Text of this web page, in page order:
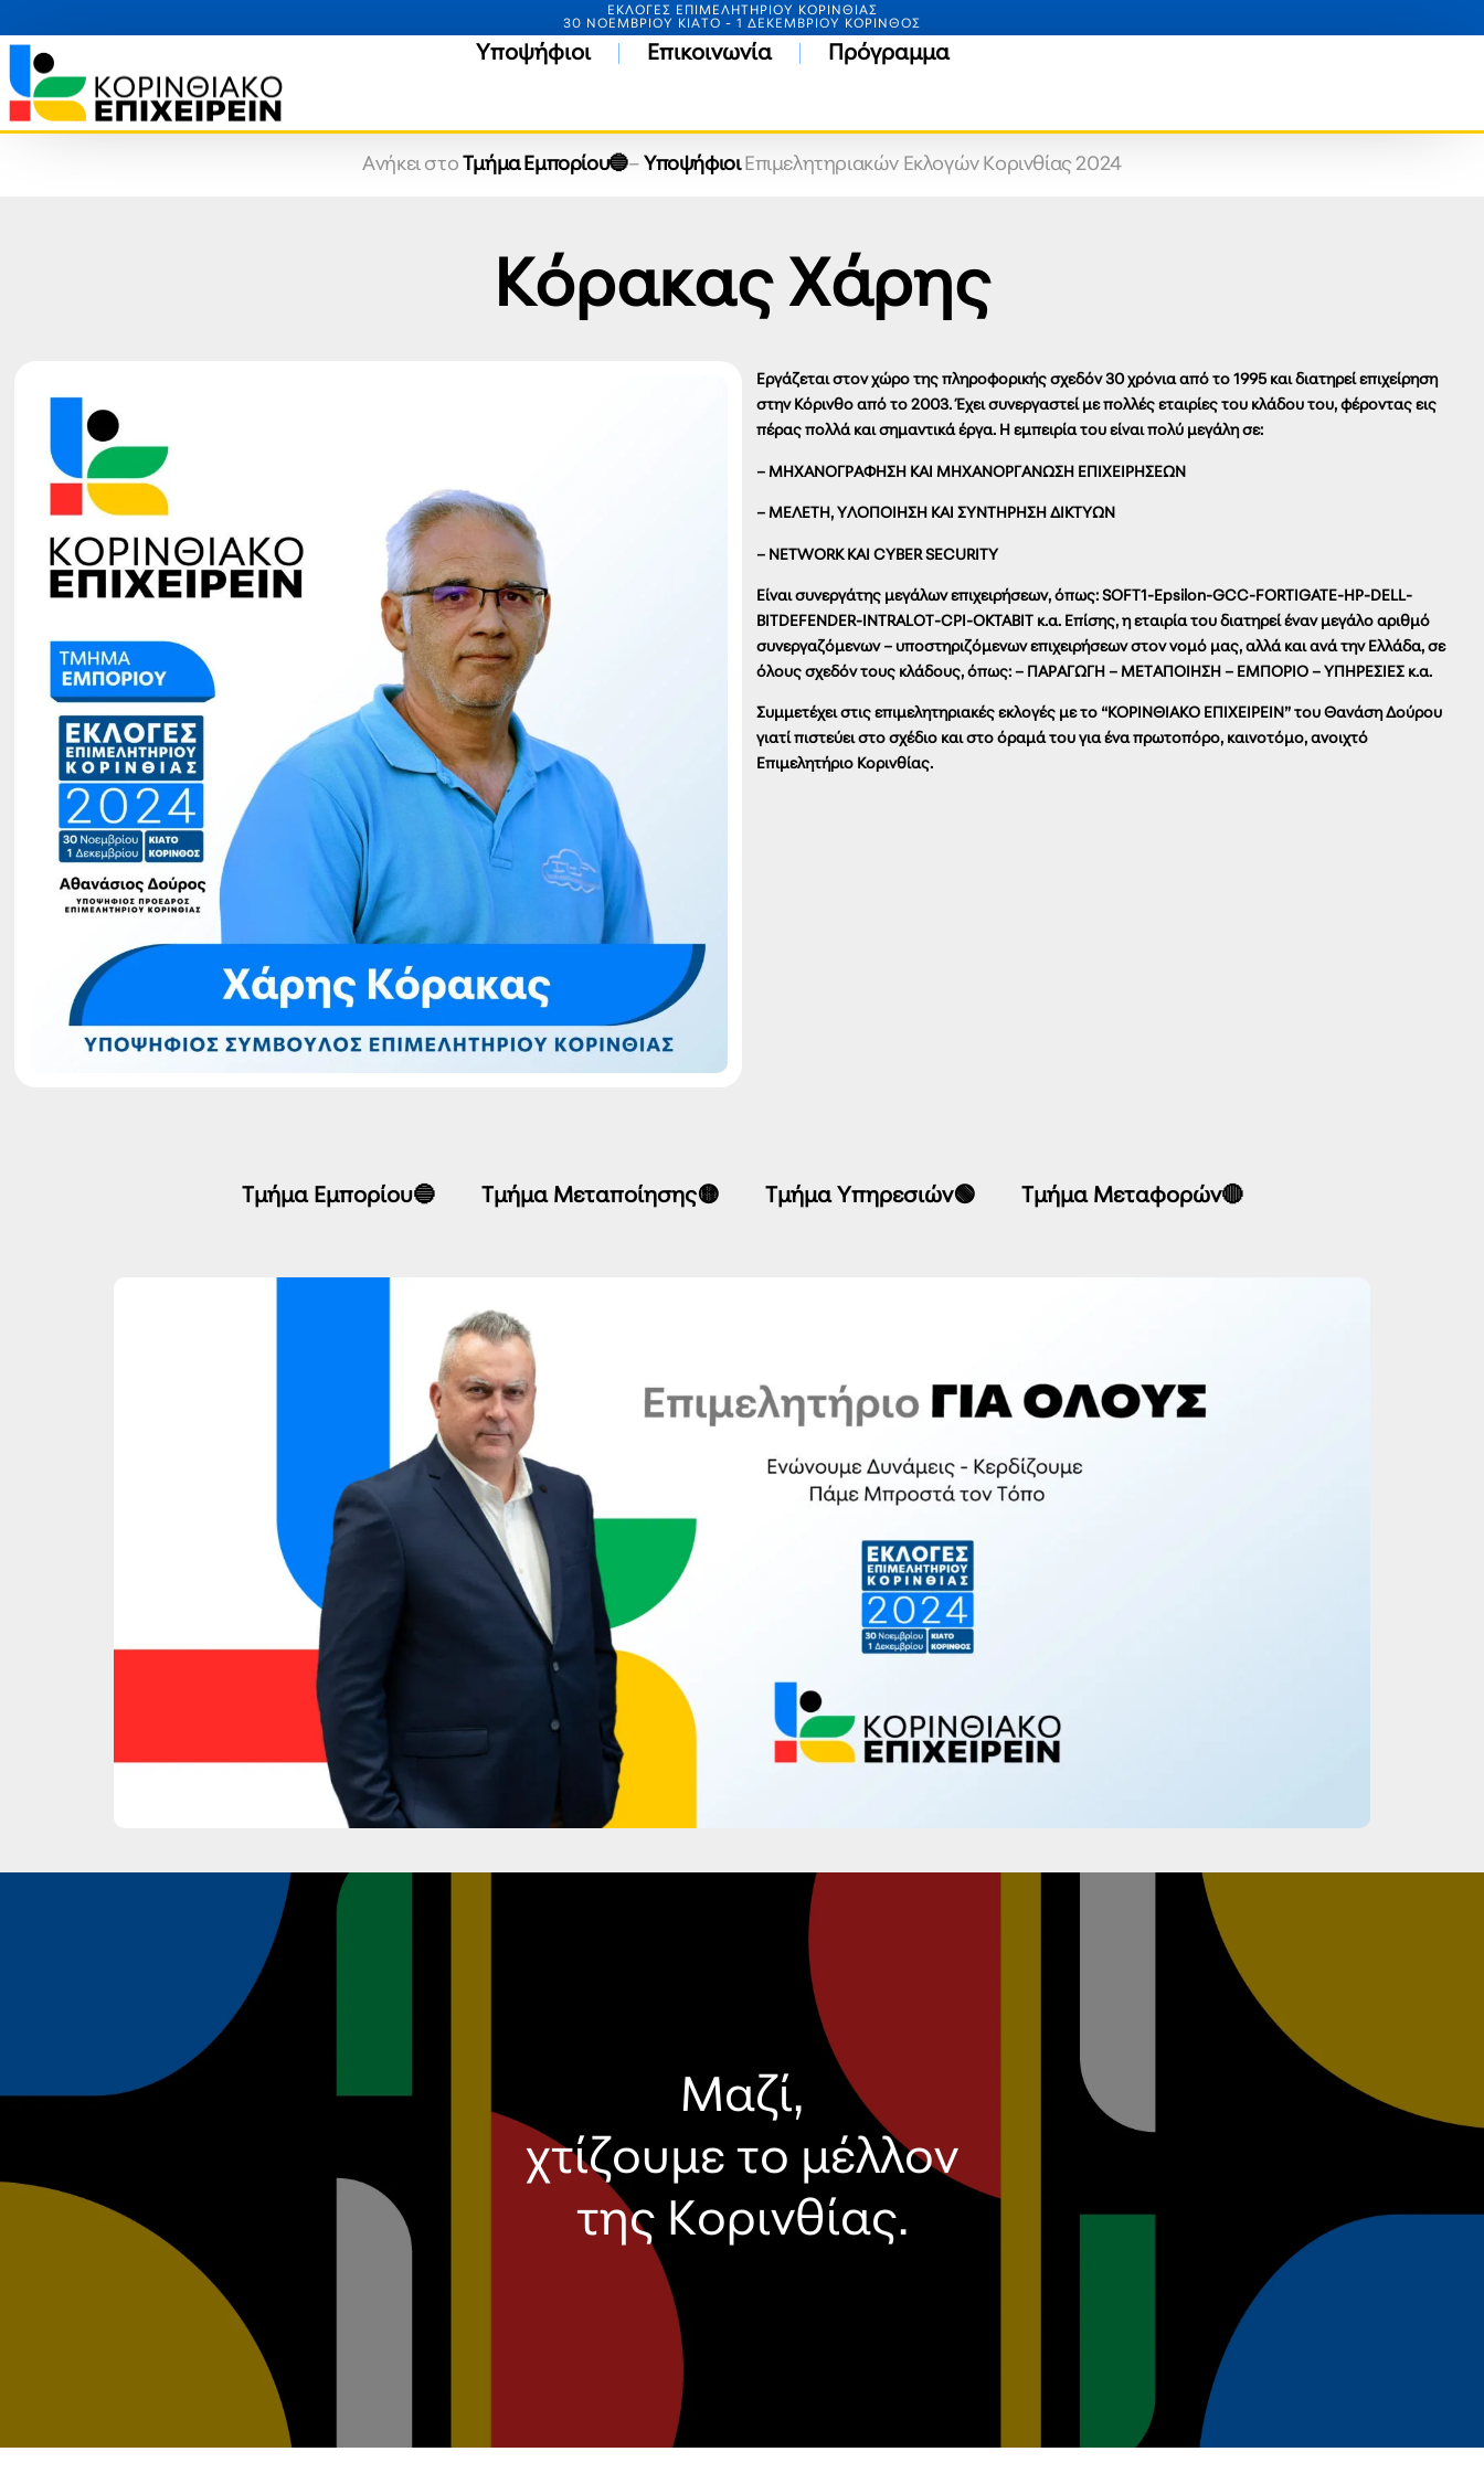
ΕΚΛΟΓΕΣ ΕΠΙΜΕΛΗΤΗΡΙΟΥ ΚΟΡΙΝΘΙΑΣ
30 ΝΟΕΜΒΡΙΟΥ ΚΙΑΤΟ - 1 ΔΕΚΕΜΒΡΙΟΥ ΚΟΡΙΝΘΟΣ
Υποψήφιοι Επικοινωνία Πρόγραμμα
Ανήκει στο Τμήμα Εμπορίου🔵– ΥποψήφιοιΕπιμελητηριακών Εκλογών Κορινθίας 2024
Κόρακας Χάρης
Εργάζεται στον χώρο της πληροφορικής σχεδόν 30 χρόνια από το 1995 και διατηρεί επιχείρηση
στην Κόρινθο από το 2003. Έχει συνεργαστεί με πολλές εταιρίες του κλάδου του, φέροντας εις
πέρας πολλά και σημαντικά έργα. Η εμπειρία του είναι πολύ μεγάλη σε:
– ΜΗΧΑΝΟΓΡΑΦΗΣΗ ΚΑΙ ΜΗΧΑΝΟΡΓΑΝΩΣΗ ΕΠΙΧΕΙΡΗΣΕΩΝ
– ΜΕΛΕΤΗ, ΥΛΟΠΟΙΗΣΗ ΚΑΙ ΣΥΝΤΗΡΗΣΗ ΔΙΚΤΥΩΝ
– NETWORK KAI CYBER SECURITY
Είναι συνεργάτης μεγάλων επιχειρήσεων, όπως: SOFT1-Epsilon-GCC-FORTIGATE-HP-DELL-
BITDEFENDER-ΙNTRALOT-CPI-OKTABIT κ.α. Επίσης, η εταιρία του διατηρεί έναν μεγάλο αριθμό
συνεργαζόμενων – υποστηριζόμενων επιχειρήσεων στον νομό μας, αλλά και ανά την Ελλάδα, σε
όλους σχεδόν τους κλάδους, όπως: – ΠΑΡΑΓΩΓΗ – ΜΕΤΑΠΟΙΗΣΗ – ΕΜΠΟΡΙΟ – ΥΠΗΡΕΣΙΕΣ κ.α.
Συμμετέχει στις επιμελητηριακές εκλογές με το “ΚΟΡΙΝΘΙΑΚΟ ΕΠΙΧΕΙΡΕΙΝ” του Θανάση Δούρου
γιατί πιστεύει στο σχέδιο και στο όραμά του για ένα πρωτοπόρο, καινοτόμο, ανοιχτό
Επιμελητήριο Κορινθίας.
Τμήμα Εμπορίου🔵 Τμήμα Μεταποίησης🟡 Τμήμα Υπηρεσιών🟢 Τμήμα Μεταφορών🔴
Μαζί,
χτίζουμε το μέλλον
της Κορινθίας.